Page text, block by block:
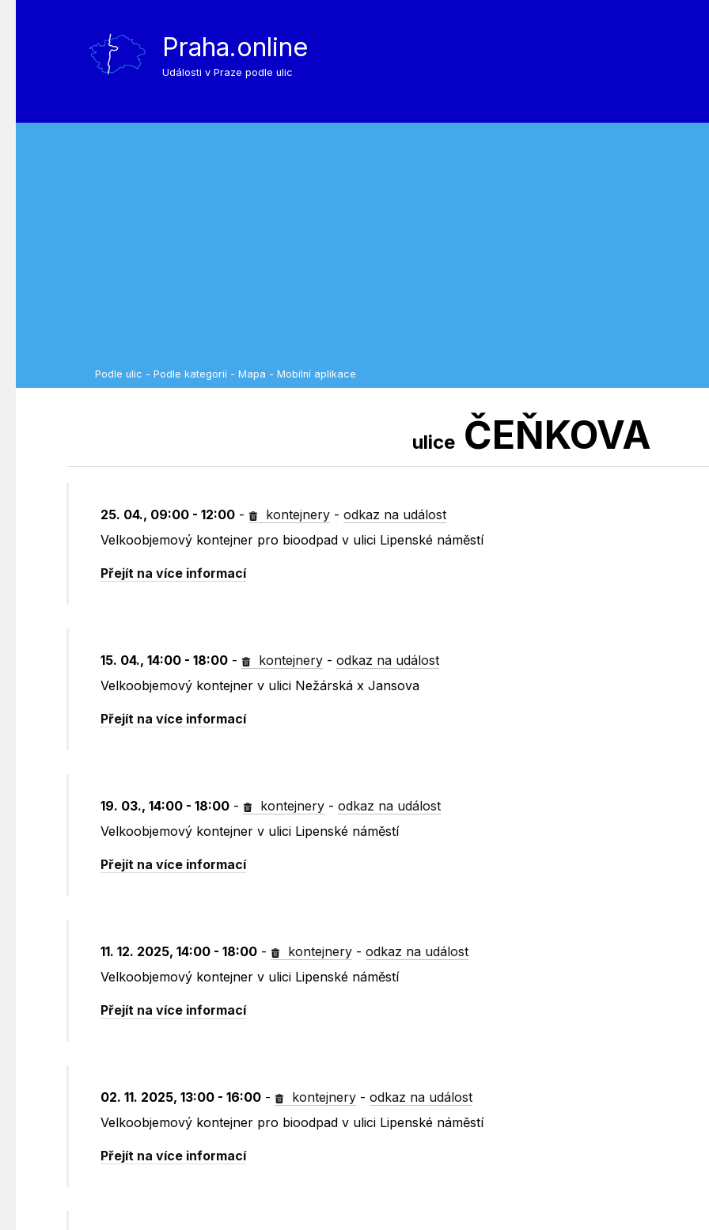
Praha.online
Události v Praze podle ulic
Podle ulic - Podle kategorií - Mapa - Mobilní aplikace
ulice ČEŇKOVA
25. 04., 09:00 - 12:00 - kontejnery -odkaz na událost
Velkoobjemový kontejner pro bioodpad v ulici Lipenské náměstí
Přejít na více informací
15. 04., 14:00 - 18:00 - kontejnery -odkaz na událost
Velkoobjemový kontejner v ulici Nežárská x Jansova
Přejít na více informací
19. 03., 14:00 - 18:00 - kontejnery -odkaz na událost
Velkoobjemový kontejner v ulici Lipenské náměstí
Přejít na více informací
11. 12. 2025, 14:00 - 18:00 - kontejnery -odkaz na událost
Velkoobjemový kontejner v ulici Lipenské náměstí
Přejít na více informací
02. 11. 2025, 13:00 - 16:00 - kontejnery -odkaz na událost
Velkoobjemový kontejner pro bioodpad v ulici Lipenské náměstí
Přejít na více informací